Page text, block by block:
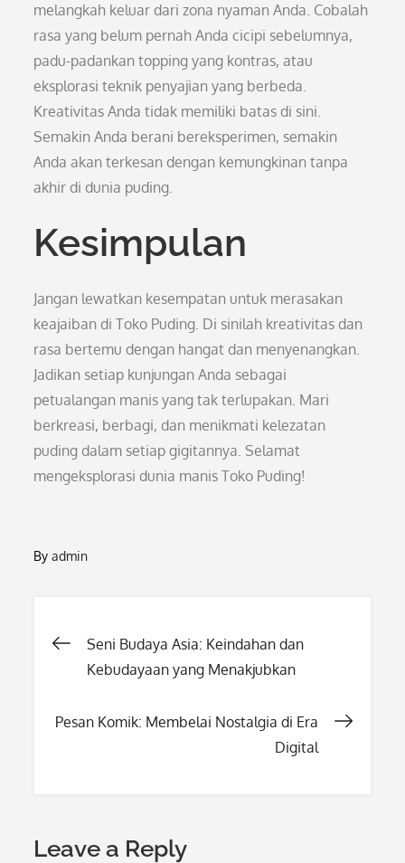
melangkah keluar dari zona nyaman Anda. Cobalah
rasa yang belum pernah Anda cicipi sebelumnya,
padu-padankan topping yang kontras, atau
eksplorasi teknik penyajian yang berbeda.
Kreativitas Anda tidak memiliki batas di sini.
Semakin Anda berani bereksperimen, semakin
Anda akan terkesan dengan kemungkinan tanpa
akhir di dunia puding.
Kesimpulan
Jangan lewatkan kesempatan untuk merasakan
keajaiban di Toko Puding. Di sinilah kreativitas dan
rasa bertemu dengan hangat dan menyenangkan.
Jadikan setiap kunjungan Anda sebagai
petualangan manis yang tak terlupakan. Mari
berkreasi, berbagi, dan menikmati kelezatan
puding dalam setiap gigitannya. Selamat
mengeksplorasi dunia manis Toko Puding!
Byadmin
Post
Seni Budaya Asia: Keindahan dan
Kebudayaan yang Menakjubkan
Pesan Komik: Membelai Nostalgia di Era
Digital
Leave a Reply